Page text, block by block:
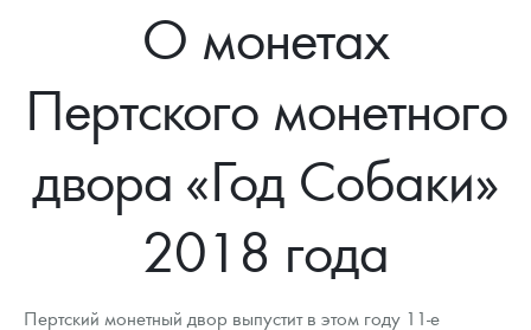
Инвестиционные монеты
Монеты Царской России
Монеты стран мира после 1950г
Георгий Победоносец
Золотой червонец Сеятель
Как сделать заказ
Гарантии
Информация
Распродажа монет и жетонов
Аналитика и события
Итоги 2025 года. Прогноз курсов золота, серебра, платины на
Котировки
Курс золота и серебра
О монетах
Пертского монетного
двора «Год Собаки»
2018 года
Пертский монетный двор выпустит в этом году 11-е